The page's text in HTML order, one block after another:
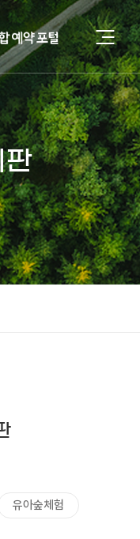
판
유아숲체험